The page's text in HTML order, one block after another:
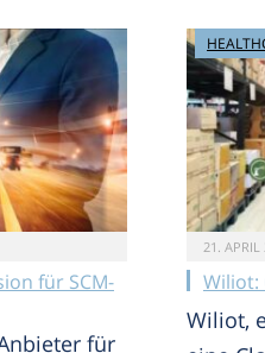
für SCM-
für
21. APRIL
Wiliot:
Wiliot,